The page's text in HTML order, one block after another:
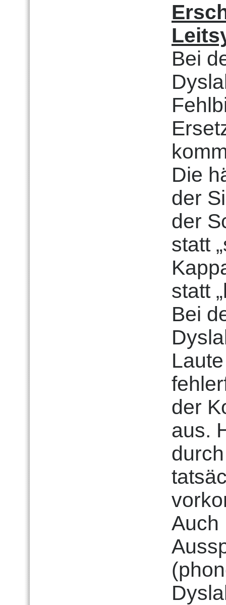
Bei
Die
der
der
statt
statt
Bei
der
aus.
Auch